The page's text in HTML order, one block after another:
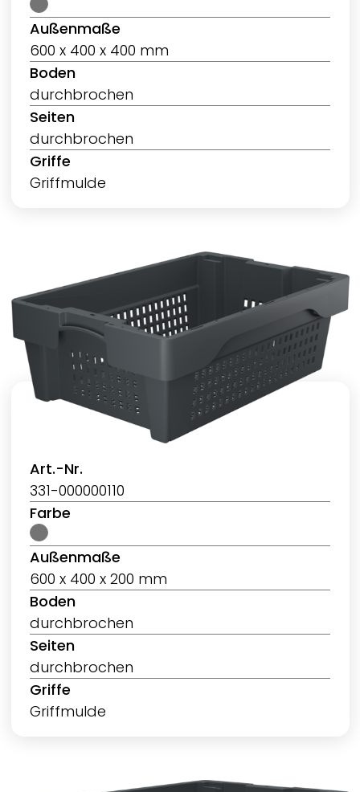
Außenmaße
600 x 400 x 400 mm
Boden
durchbrochen
Seiten
durchbrochen
Griffe
Griffmulde
Art.-Nr.
331-000000110
Farbe
Außenmaße
600 x 400 x 200 mm
Boden
durchbrochen
Seiten
durchbrochen
Griffe
Griffmulde